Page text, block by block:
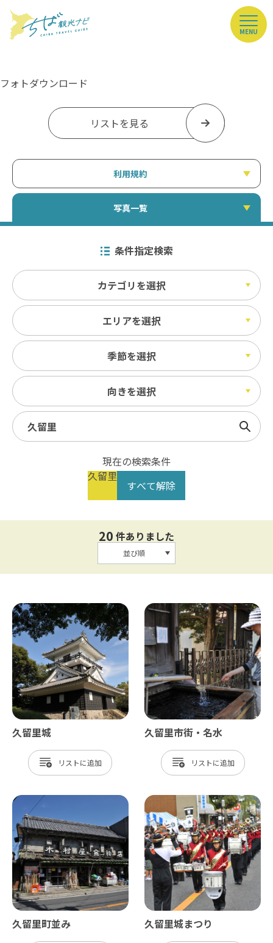
MENU
フォトダウンロード
リストを見る
利用規約
写真一覧
条件指定検索
カテゴリを選択
エリアを選択
季節を選択
向きを選択
検索
現在の検索条件
久留里
すべて解除
20 件ありました
並び順
久留里城
リスト
久留里市街・名水
リスト
久留里町並み 久留里城まつり